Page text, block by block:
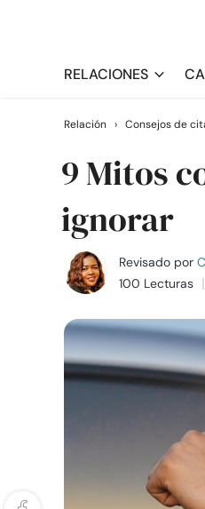
RELACIONES
Relación › Consejos de
9 Mitos
ignorar
Revisado por
100 Lecturas